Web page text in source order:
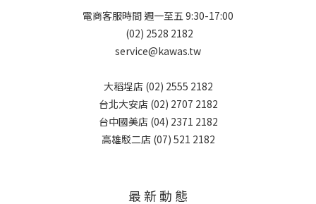
電商客服時間 週一至五 9:30-17:00
(02) 2528 2182
service@kawas.tw
大稻埕店 (02) 2555 2182
台北大安店 (02) 2707 2182
台中國美店 (04) 2371 2182
高雄駁二店 (07) 521 2182
最 新 動 態